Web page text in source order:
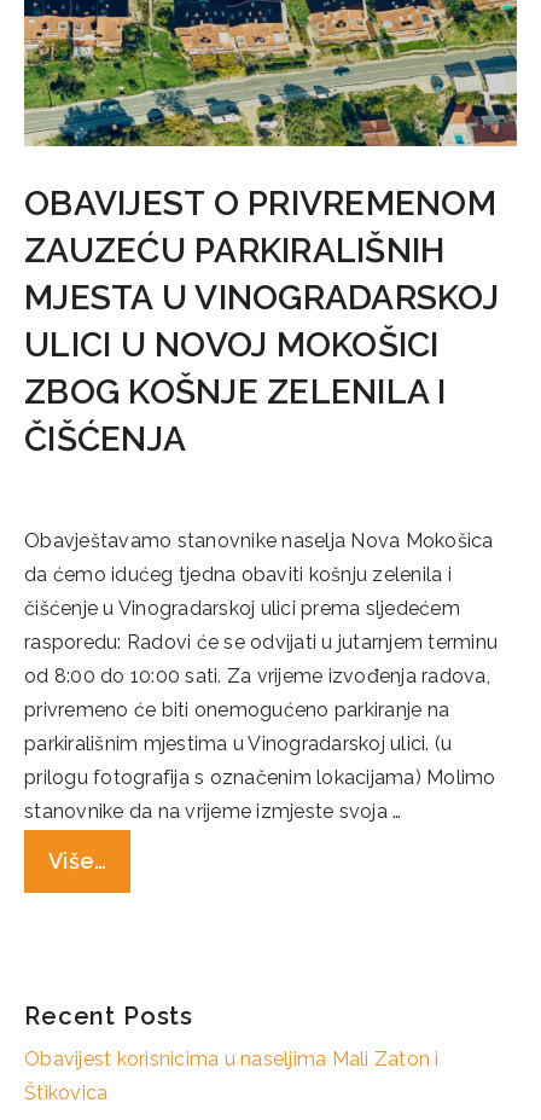
OBAVIJEST O PRIVREMENOM
ZAUZEĆU PARKIRALIŠNIH
MJESTA U VINOGRADARSKOJ
ULICI U NOVOJ MOKOŠICI
ZBOG KOŠNJE ZELENILA I
ČIŠĆENJA
Obavještavamo stanovnike naselja Nova Mokošica
da ćemo idućeg tjedna obaviti košnju zelenila i
čišćenje u Vinogradarskoj ulici prema sljedećem
rasporedu: Radovi će se odvijati u jutarnjem terminu
od 8:00 do 10:00 sati. Za vrijeme izvođenja radova,
privremeno će biti onemogućeno parkiranje na
parkirališnim mjestima u Vinogradarskoj ulici. (u
prilogu fotografija s označenim lokacijama) Molimo
stanovnike da na vrijeme izmjeste svoja …
Više…
Recent Posts
Obavijest korisnicima u naseljima Mali Zaton i
Štikovica